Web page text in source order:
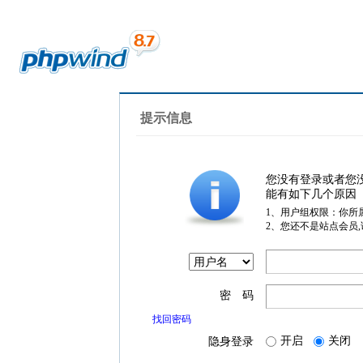
提示信息
您没有登录或者您
能有如下几个原因
1、用户组权限：你所
2、您还不是站点会员
密 码
找回密码
隐身登录 开启 关闭